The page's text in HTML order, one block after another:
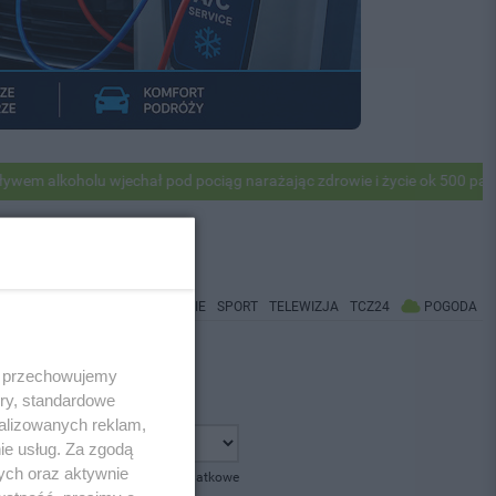
alkoholu wjechał pod pociąg narażając zdrowie i życie ok 500
CO BĘDZIE SPORT TELEWIZJA TCZ24 POGODA
pokaż opcje dodatkowe
standardowe
reklam,
usług. Za zgodą
oraz aktywnie